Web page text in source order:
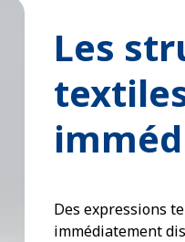
Les
Des expressions
immédiatement